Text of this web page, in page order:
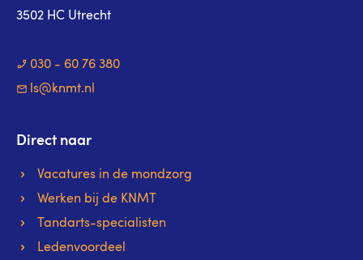
3502 HC Utrecht
030 - 60 76 380
ls@knmt.nl
Direct naar
Vacatures in de mondzorg
Werken bij de KNMT
Tandarts-specialisten
Ledenvoordeel